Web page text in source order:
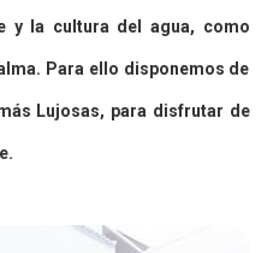
y la cultura del agua, como
Para ello disponemos de
Lujosas, para disfrutar de